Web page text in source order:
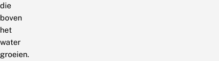
die
boven
het
water
groeien.